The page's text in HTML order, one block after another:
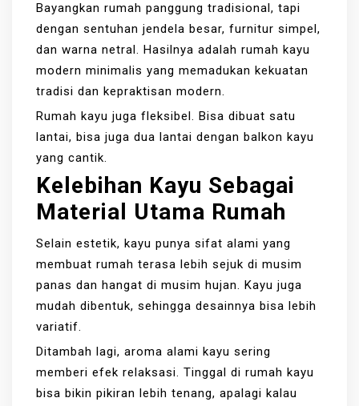
Bayangkan rumah panggung tradisional, tapi
dengan sentuhan jendela besar, furnitur simpel,
dan warna netral. Hasilnya adalah rumah kayu
modern minimalis yang memadukan kekuatan
tradisi dan kepraktisan modern.
Rumah kayu juga fleksibel. Bisa dibuat satu
lantai, bisa juga dua lantai dengan balkon kayu
yang cantik.
Kelebihan Kayu Sebagai
Material Utama Rumah
Selain estetik, kayu punya sifat alami yang
membuat rumah terasa lebih sejuk di musim
panas dan hangat di musim hujan. Kayu juga
mudah dibentuk, sehingga desainnya bisa lebih
variatif.
Ditambah lagi, aroma alami kayu sering
memberi efek relaksasi. Tinggal di rumah kayu
bisa bikin pikiran lebih tenang, apalagi kalau